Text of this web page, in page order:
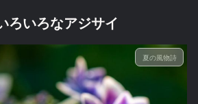
いろなアジサイ
夏の風物詩